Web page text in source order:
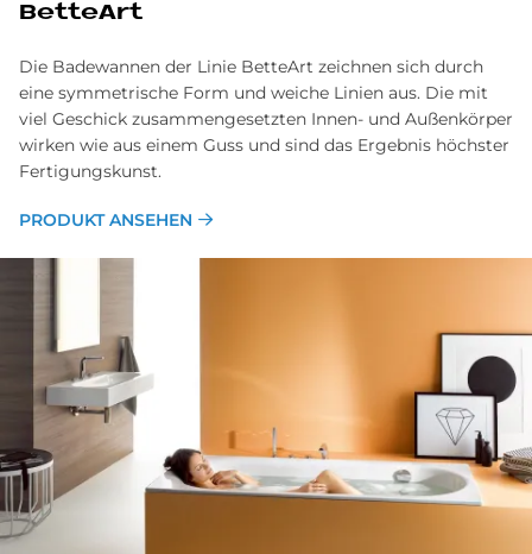
BetteArt
Die Badewannen der Linie BetteArt zeichnen sich durch
eine symmetrische Form und weiche Linien aus. Die mit
viel Geschick zusammengesetzten Innen- und Außenkörper
wirken wie aus einem Guss und sind das Ergebnis höchster
Fertigungskunst.
PRODUKT ANSEHEN